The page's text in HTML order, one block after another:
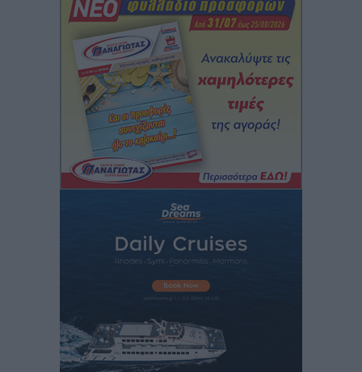
• πριν 3 ώρες
Γ. Χατζημάρκος: “Δύο μεγάλες δεσμεύσεις
Γεωργιάδη” – Κίνητρα για τους γιατρούς των νησιών
και συνεργασία Ρόδου με το Αττικόν για το
Ακτινοθεραπευτικό
Τοπικές Ειδήσεις πριν 3 ώρες
Σούπερ μάρκετ: Διευρύνεται η εθνική πρωτοβουλία
για τις τιμές – Eρχονται νέες συμμετοχές εταιρειών
Συνελήφθησαν έξι άτομα για ηχορύπανση από
πριν 4 ώρες
15 Αυγούστου 2026: Πώς θα πληρωθούν όσοι
εργαστούν την αργία – Τι ισχύει για πενθήμερο,